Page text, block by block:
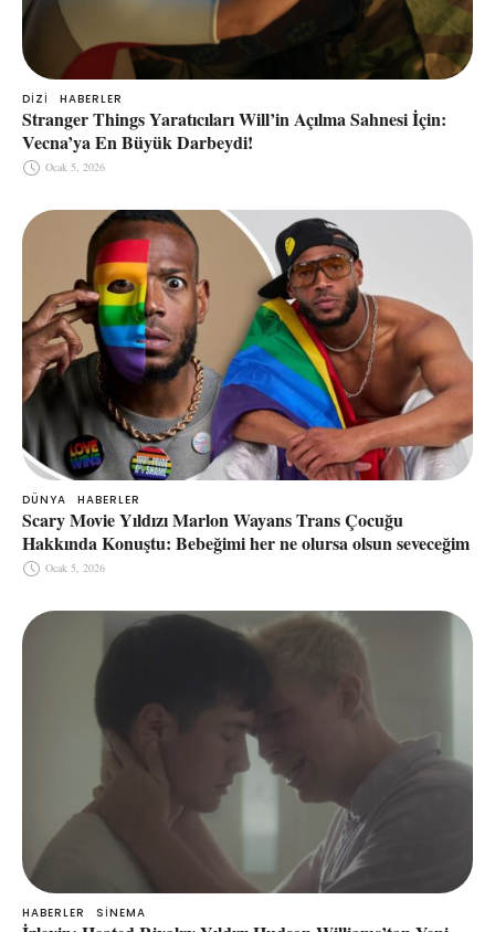
DIZI HABERLER
Stranger Things Yaratıcıları Will’in Açılma Sahnesi İçin:
Vecna’ya En Büyük Darbeydi!
Ocak 5, 2026
DÜNYA HABERLER
Scary Movie Yıldızı Marlon Wayans Trans Çocuğu
Hakkında Konuştu: Bebeğimi her ne olursa olsun seveceğim
Ocak 5, 2026
HABERLER SINEMA